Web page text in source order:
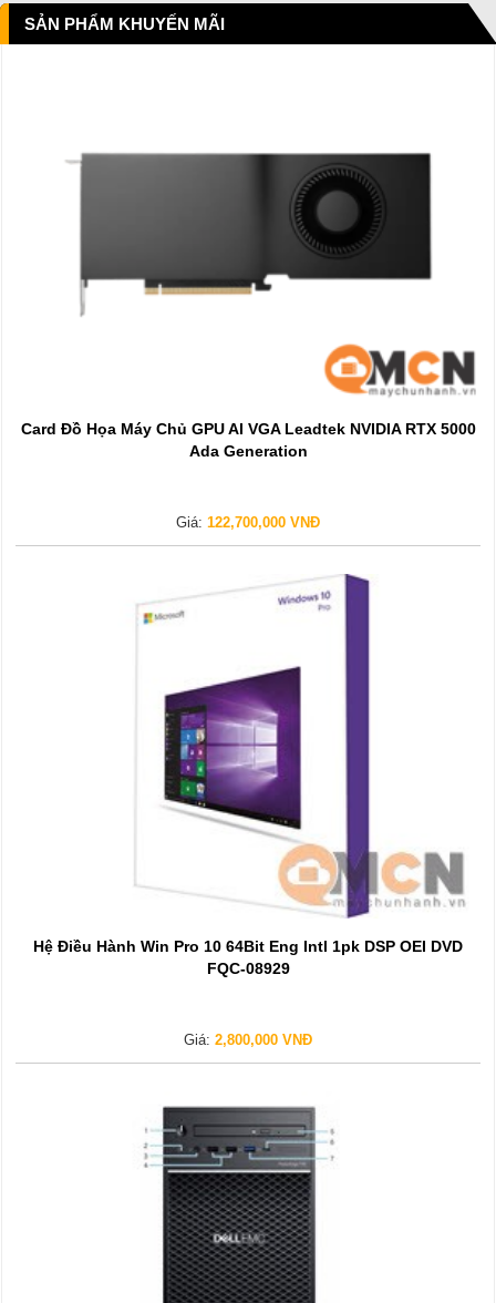
SẢN PHẨM KHUYẾN MÃI
Card Đồ Họa Máy Chủ GPU AI VGA Leadtek NVIDIA RTX 5000
Ada Generation
Giá: 122,700,000 VNĐ
Hệ Điều Hành Win Pro 10 64Bit Eng Intl 1pk DSP OEI DVD
FQC-08929
Giá: 2,800,000 VNĐ